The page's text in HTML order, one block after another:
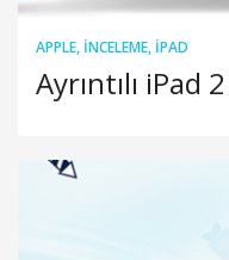
APPLE, İNCELEME, IPAD
Ayrıntılı iPad